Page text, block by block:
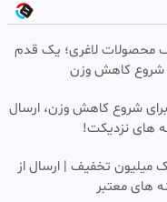
محصولات لاغری؛ یک قدم
شروع کاهش وزن
برای شروع کاهش وزن، ارسال
های نزدیکت!
میلیون تخفیف | ارسال از
های معتبر